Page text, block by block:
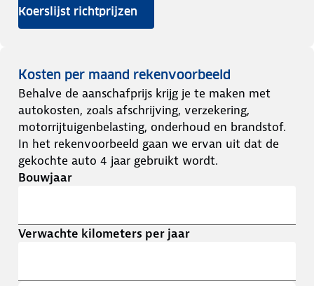
Koerslijst richtprijzen
Kosten per maand rekenvoorbeeld
Behalve de aanschafprijs krijg je te maken met
autokosten, zoals afschrijving, verzekering,
motorrijtuigenbelasting, onderhoud en brandstof.
In het rekenvoorbeeld gaan we ervan uit dat de
gekochte auto 4 jaar gebruikt wordt.
Bouwjaar
Verwachte kilometers per jaar